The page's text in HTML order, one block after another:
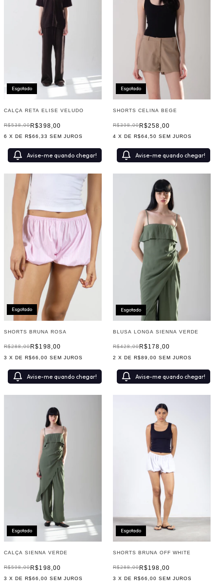
Esgotado
CALÇA RETA ELISE VELUDO
R$398,00
R$538,00
6 X DER$66,33 SEM JUROS
Avise-me quando chegar!
Esgotado
SHORTS CELINA BEGE
R$258,00
R$398,00
4 X DE R$64,50 SEM JUROS
Avise-me quando chegar!
Esgotado
SHORTS BRUNA ROSA
R$198,00
R$288,00
3 X DER$66,00 SEM JUROS
Avise-me quando chegar!
Esgotado
BLUSA LONGA SIENNA VERDE
R$178,00
R$428,00
2 X DE R$89,00 SEM JUROS
Avise-me quando chegar!
Esgotado
CALÇA SIENNA VERDE
R$198,00
R$598,00
3 X DER$66,00 SEM JUROS
Esgotado
SHORTS BRUNA OFF WHITE
R$198,00
R$288,00
3 X DE R$66,00 SEM JUROS